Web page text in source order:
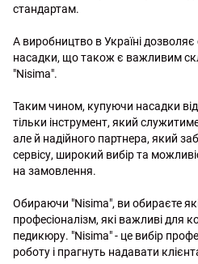
стандартам.
А виробництво в Україні
насадки, що також є важливим
"Nisima".
Таким чином, купуючи насадки
тільки інструмент, який
але й надійного партнера, який
сервісу, широкий вибір та
на замовлення.
Обираючи "Nisima", ви обираєте
професіоналізм, які важливі для
педикюру. "Nisima" - це вибір
роботу і прагнуть надавати